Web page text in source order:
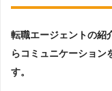
転職エージェントの紹
らコミュニケーション
す。